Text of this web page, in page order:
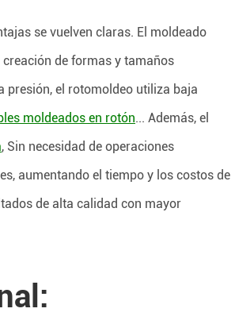
se vuelven claras. El moldeado
de formas y tamaños
presión, el rotomoldeo utiliza baja
moldeados en rotón... Además, el
, Sin necesidad de operaciones
aumentando el tiempo y los costos de
de alta calidad con mayor